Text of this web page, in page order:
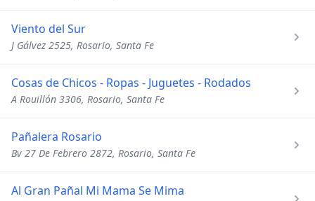
Viento del Sur
J Gálvez 2525, Rosario, Santa Fe
Cosas de Chicos - Ropas - Juguetes - Rodados
A Rouillón 3306, Rosario, Santa Fe
Pañalera Rosario
Bv 27 De Febrero 2872, Rosario, Santa Fe
Al Gran Pañal Mi Mama Se Mima